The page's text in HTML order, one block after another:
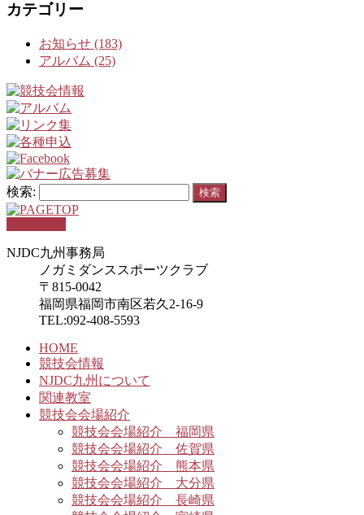
カテゴリー
お知らせ (183)
アルバム (25)
検索:
NJDC九州事務局
ノガミダンススポーツクラブ
〒815-0042
福岡県福岡市南区若久2-16-9
TEL:092-408-5593
HOME
競技会情報
NJDC九州について
関連教室
競技会会場紹介
競技会会場紹介 福岡県
競技会会場紹介 佐賀県
競技会会場紹介 熊本県
競技会会場紹介 大分県
競技会会場紹介 長崎県